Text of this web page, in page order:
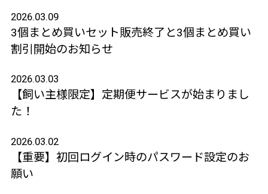
2026.03.09
3個まとめ買いセット販売終了と3個まとめ買い
割引開始のお知らせ
2026.03.03
【飼い主様限定】定期便サービスが始まりまし
た！
2026.03.02
【重要】初回ログイン時のパスワード設定のお
願い